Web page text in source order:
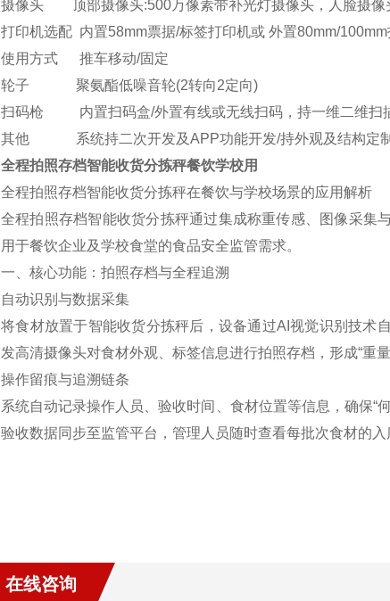
摄像头
顶部摄像头:500万像素带补光灯摄像头，人脸摄像
打印机选配 内置58mm票据/标签打印机或 外置80mm/100mm
使用方式
推车移动/固定
轮子
聚氨酯低噪音轮(2转向2定向)
扫码枪
内置扫码盒/外置有线或无线扫码，持一维二维扫
其他
系统持二次开发及APP功能开发/持外观及结构定
全程拍照存档智能收货分拣秤餐饮学校用
全程拍照存档智能收货分拣秤在餐饮与学校场景的应用解析
全程拍照存档智能收货分拣秤通过集成称重传感、图像采集
用于餐饮企业及学校食堂的食品安全监管需求。
一、核心功能：拍照存档与全程追溯
自动识别与数据采集
将食材放置于智能收货分拣秤后，设备通过AI视觉识别技术
发高清摄像头对食材外观、标签信息进行拍照存档，形成“重
操作留痕与追溯链条
系统自动记录操作人员、验收时间、食材位置等信息，确保
验收数据同步至监管平台，管理人员随时查看每批次食材的
在线咨询